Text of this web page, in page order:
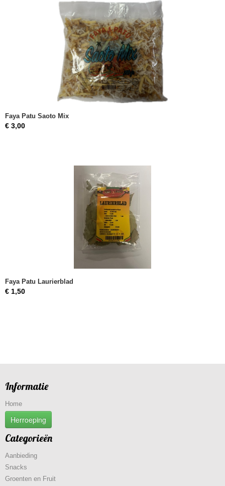
Faya Patu Saoto Mix
€ 3,00
Faya Patu Laurierblad
€ 1,50
Informatie
Home
Herroeping
Categorieën
Aanbieding
Snacks
Groenten en Fruit